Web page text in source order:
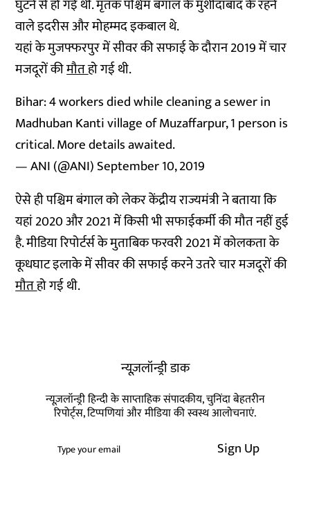
घुटने से हो गई थी. मृतक पश्चिम बंगाल के मुर्शीदाबाद के रहने
वाले इदरीस और मोहम्मद इकबाल थे.
यहां के मुजफ्फरपुर में सीवर की सफाई के दौरान 2019 में चार
मजदूरों कीमौतहो गई थी.
Bihar: 4 workers died while cleaning a sewer in
Madhuban Kanti village of Muzaffarpur, 1 person is
critical. More details awaited.
— ANI (@ANI)September 10, 2019
ऐसे ही पश्चिम बंगाल को लेकर केंद्रीय राज्यमंत्री ने बताया कि
यहां 2020 और 2021 में किसी भी सफाईकर्मी की मौत नहीं हुई
है. मीडिया रिपोर्टर्स के मुताबिक फरवरी 2021 में कोलकता के
कूधघाट इलाके में सीवर की सफाई करने उतरे चार मजदूरों की
मौतहो गई थी.
न्यूज़लॉन्ड्री डाक
न्यूज़लॉन्ड्री हिन्दी के साप्ताहिक संपादकीय, चुनिंदा बेहतरीन
रिपोर्ट्स, टिप्पणियां और मीडिया की स्वस्थ आलोचनाएं.
Sign Up